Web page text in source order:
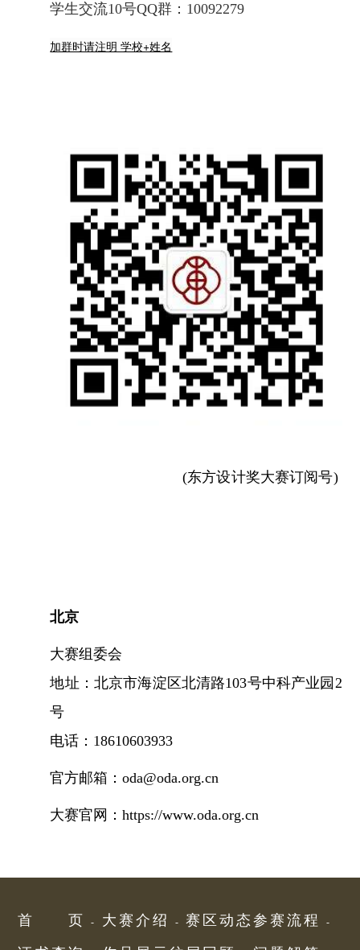
学生交流10号QQ群：10092279
加群时请注明 学校+姓名
(东方设计奖大赛订阅号)
北京
大赛组委会
地址： 北京市海淀区北清路103号中科产业园2
号
电话： 18610603933
官方邮箱：oda@oda.org.cn
大赛官网：https://www.oda.org.cn
首页 大赛介绍 赛区动态 参赛流程